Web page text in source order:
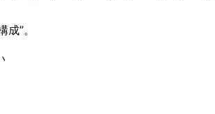
”。